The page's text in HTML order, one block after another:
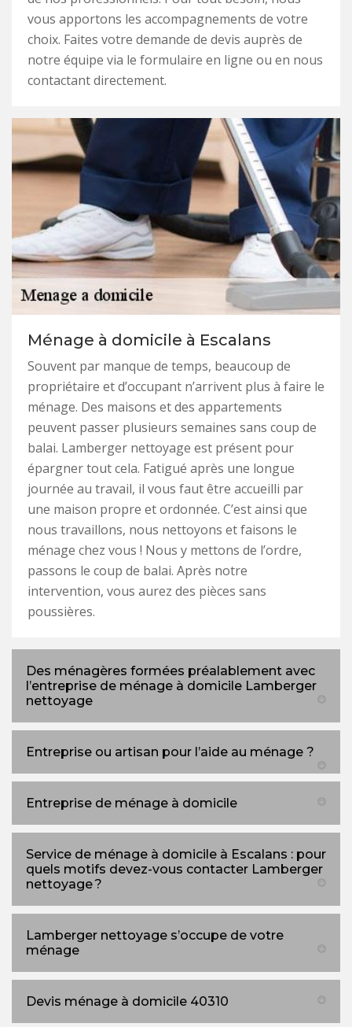
vous apportons les accompagnements de votre
choix. Faites votre demande de devis auprès de
notre équipe via le formulaire en ligne ou en nous
contactant directement.
Ménage à domicile à Escalans
Souvent par manque de temps, beaucoup de
propriétaire et d’occupant n’arrivent plus à faire le
ménage. Des maisons et des appartements
peuvent passer plusieurs semaines sans coup de
balai. Lamberger nettoyage est présent pour
épargner tout cela. Fatigué après une longue
journée au travail, il vous faut être accueilli par
une maison propre et ordonnée. C’est ainsi que
nous travaillons, nous nettoyons et faisons le
ménage chez vous ! Nous y mettons de l’ordre,
passons le coup de balai. Après notre
intervention, vous aurez des pièces sans
poussières.
Des ménagères formées préalablement avec
l’entreprise de ménage à domicile Lamberger
nettoyage
Entreprise ou artisan pour l’aide au ménage ?
Entreprise de ménage à domicile
Service de ménage à domicile à Escalans : pour
quels motifs devez-vous contacter Lamberger
nettoyage ?
Lamberger nettoyage s’occupe de votre
ménage
Devis ménage à domicile 40310